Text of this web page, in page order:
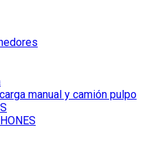
manual y camión pulpo